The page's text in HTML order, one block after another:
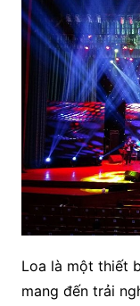
Loa là một thiết
mang đến trải